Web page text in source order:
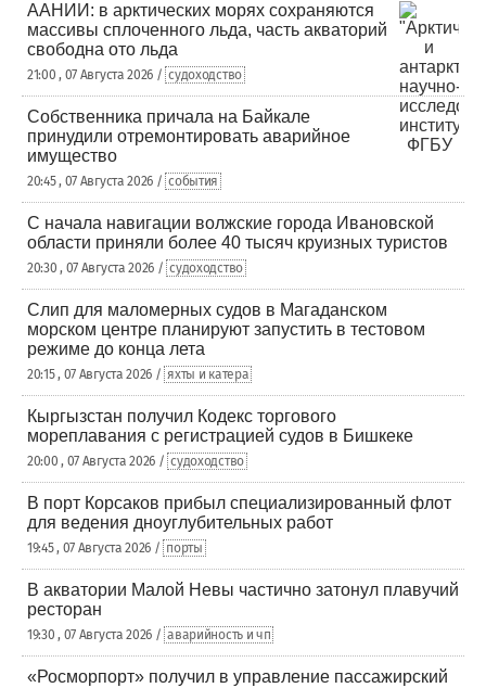
ААНИИ: в арктических морях сохраняются
массивы сплоченного льда, часть акваторий
свободна ото льда
21:00 , 07 Августа 2026 / судоходство
Собственника причала на Байкале
принудили отремонтировать аварийное
имущество
20:45 , 07 Августа 2026 / события
С начала навигации волжские города Ивановской
области приняли более 40 тысяч круизных туристов
20:30 , 07 Августа 2026 / судоходство
Слип для маломерных судов в Магаданском
морском центре планируют запустить в тестовом
режиме до конца лета
20:15 , 07 Августа 2026 / яхты и катера
Кыргызстан получил Кодекс торгового
мореплавания с регистрацией судов в Бишкеке
20:00 , 07 Августа 2026 / судоходство
В порт Корсаков прибыл специализированный флот
для ведения дноуглубительных работ
19:45 , 07 Августа 2026 / порты
В акватории Малой Невы частично затонул плавучий
ресторан
19:30 , 07 Августа 2026 / аварийность и чп
«Росморпорт» получил в управление пассажирский